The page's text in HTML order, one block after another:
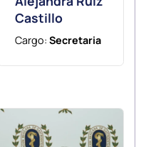
Castillo
Cargo: Secretaria